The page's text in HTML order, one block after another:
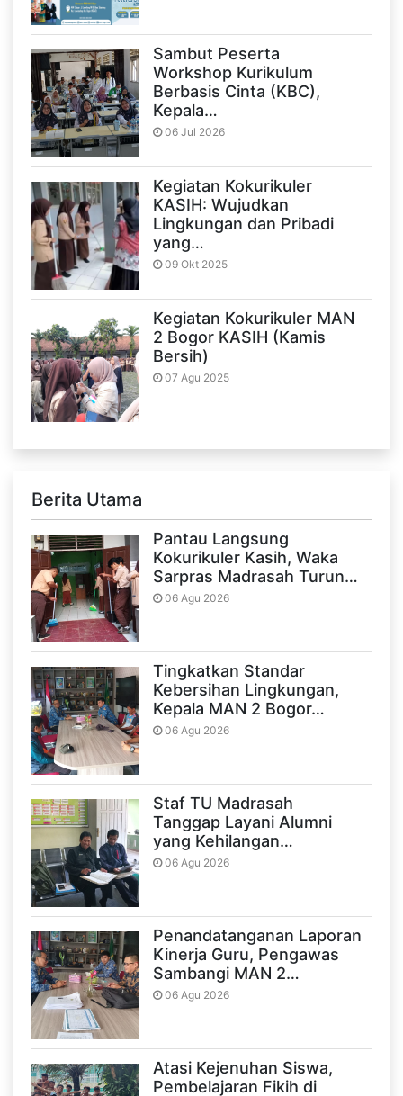
Sambut Peserta
Workshop Kurikulum
Berbasis Cinta (KBC),
Kepala…
06 Jul 2026
Kegiatan Kokurikuler
KASIH: Wujudkan
Lingkungan dan Pribadi
yang…
09 Okt 2025
Kegiatan Kokurikuler MAN
2 Bogor KASIH (Kamis
Bersih)
07 Agu 2025
Berita Utama
Pantau Langsung
Kokurikuler Kasih, Waka
Sarpras Madrasah Turun…
06 Agu 2026
Tingkatkan Standar
Kebersihan Lingkungan,
Kepala MAN 2 Bogor…
06 Agu 2026
Staf TU Madrasah
Tanggap Layani Alumni
yang Kehilangan…
06 Agu 2026
Penandatanganan Laporan
Kinerja Guru, Pengawas
Sambangi MAN 2…
06 Agu 2026
Atasi Kejenuhan Siswa,
Pembelajaran Fikih di